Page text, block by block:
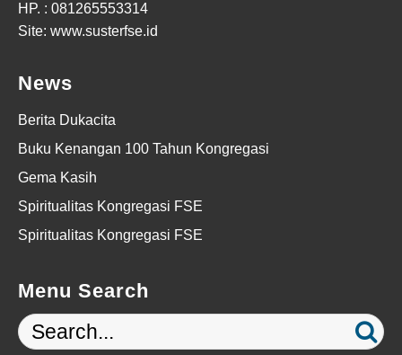
HP. : 081265553314
Site: www.susterfse.id
News
Berita Dukacita
Buku Kenangan 100 Tahun Kongregasi
Gema Kasih
Spiritualitas Kongregasi FSE
Spiritualitas Kongregasi FSE
Menu Search